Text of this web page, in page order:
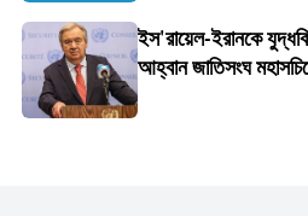
ইস'রায়েল-ইরানকে
আহ্বান জাতিসংঘ